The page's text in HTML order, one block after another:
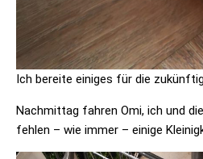
Ich bereite einiges für die
Nachmittag fahren Omi, ich und
fehlen – wie immer – einige